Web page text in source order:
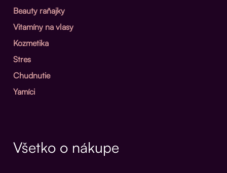
Beauty raňajky
Vitamíny na vlasy
Kozmetika
Stres
Chudnutie
Yamíci
Všetko o nákupe